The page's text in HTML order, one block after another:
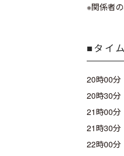
※関係者
■タイ
20時00
20時30
21時00
21時30
22時00